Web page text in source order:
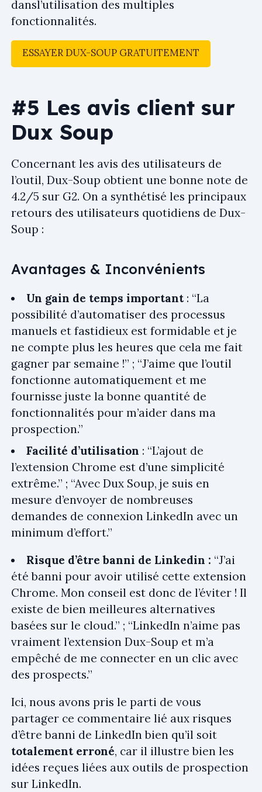
dansl’utilisation des multiples
fonctionnalités.
ESSAYER DUX-SOUP GRATUITEMENT
#5 Les avis client sur
Dux Soup
Concernant les avis des utilisateurs de
l’outil, Dux-Soup obtient une bonne note de
4.2/5 sur G2. On a synthétisé les principaux
retours des utilisateurs quotidiens de Dux-
Soup :
Avantages & Inconvénients
Un gain de temps important : “La
possibilité d’automatiser des processus
manuels et fastidieux est formidable et je
ne compte plus les heures que cela me fait
gagner par semaine !” ; “J’aime que l’outil
fonctionne automatiquement et me
fournisse juste la bonne quantité de
fonctionnalités pour m’aider dans ma
prospection.”
Facilité d’utilisation : “L’ajout de
l’extension Chrome est d’une simplicité
extrême.” ; “Avec Dux Soup, je suis en
mesure d’envoyer de nombreuses
demandes de connexion LinkedIn avec un
minimum d’effort.”
Risque d’être banni de Linkedin : “J’ai
été banni pour avoir utilisé cette extension
Chrome. Mon conseil est donc de l’éviter ! Il
existe de bien meilleures alternatives
basées sur le cloud.” ; “LinkedIn n’aime pas
vraiment l’extension Dux-Soup et m’a
empêché de me connecter en un clic avec
des prospects.”
Ici, nous avons pris le parti de vous
partager ce commentaire lié aux risques
d’être banni de LinkedIn bien qu’il soit
totalement erroné, car il illustre bien les
idées reçues liées aux outils de prospection
sur LinkedIn.